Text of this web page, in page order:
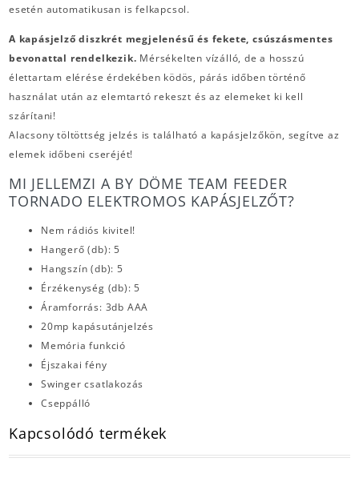
esetén automatikusan is felkapcsol.
A kapásjelző diszkrét megjelenésű és fekete, csúszásmentes
bevonattal rendelkezik. Mérsékelten vízálló, de a hosszú
élettartam elérése érdekében ködös, párás időben történő
használat után az elemtartó rekeszt és az elemeket ki kell
szárítani!
Alacsony töltöttség jelzés is található a kapásjelzőkön, segítve az
elemek időbeni cseréjét!
MI JELLEMZI A BY DÖME TEAM FEEDER
TORNADO ELEKTROMOS KAPÁSJELZŐT?
Nem rádiós kivitel!
Hangerő (db): 5
Hangszín (db): 5
Érzékenység (db): 5
Áramforrás: 3db AAA
20mp kapásutánjelzés
Memória funkció
Éjszakai fény
Swinger csatlakozás
Cseppálló
Kapcsolódó termékek